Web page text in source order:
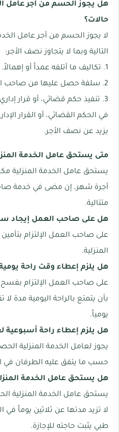
هل يجوز الحسم من أجر عامل
حالات؟
لا يجوز الحسم من أجر عامل
التالية وبما لا يتجاوز نصف الأجر:
1. تكاليف ما أتلفه عمداً أو إهمالاً.
2. سلفة حصل عليها من صاحب العمل.
3. تنفيذ حكم قضائي، أو قرار
في الحكم القضائي، أو القرار
يزيد عن نصف الأجر.
متى يستحق عامل الخدمة
يستحق عامل الخدمة المنزلية
أجرة شهر، إن مضى في خدمة
متتالية.
هل على صاحب العمل إيجاد
على صاحب العمل الإلتزام
المنزلية.
هل يلزم إعطاء وقت راحة يومية
على صاحب العمل الإلتزام بفسح
بأن يتمتع بالراحة اليومية
يومياً.
هل يلزم إعطاء راحة أسبوعية
يجوز لعامل الخدمة المنزلية
حسب ما يتفق عليه الطرفان في
هل يستحق عامل الخدمة
يستحق عامل الخدمة المنزلية
لا تزيد مدتها عن ثلاثين يوماً في
طبي يثبت حاجته للإجازة.